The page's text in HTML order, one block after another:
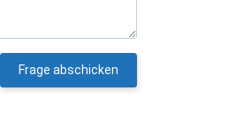
Frage abschicken